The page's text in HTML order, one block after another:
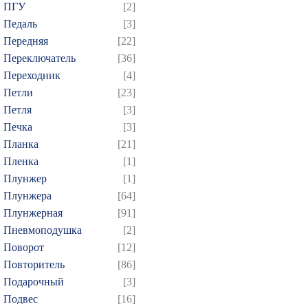
ПГУ
[2]
Педаль
[3]
Передняя
[22]
Переключатель
[36]
Переходник
[4]
Петли
[23]
Петля
[3]
Печка
[3]
Планка
[21]
Пленка
[1]
Плунжер
[1]
Плунжера
[64]
Плунжерная
[91]
Пневмоподушка
[2]
Поворот
[12]
Повторитель
[86]
Подарочный
[3]
Подвес
[16]